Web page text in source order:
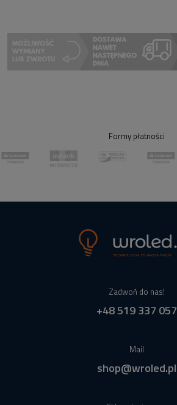
Formy płatności
Zadwoń do nas!
+48 519 337 057
Mail
shop@wroled.pl